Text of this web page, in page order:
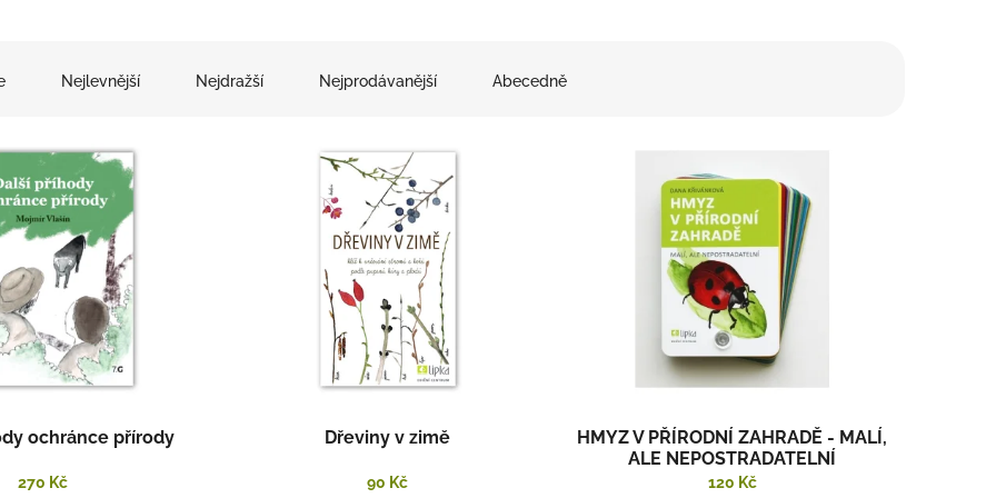
Nejlevnější Nejdražší Nejprodávanější Abecedně
ochránce přírody
270 Kč
Dřeviny v zimě
90 Kč
HMYZ V PŘÍRODNÍ ZAHRADĚ - MALÍ,
ALE NEPOSTRADATELNÍ
120 Kč